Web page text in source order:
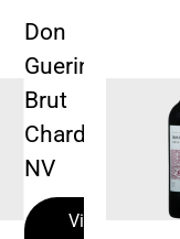
Don
Guerino
Brut
Chardonnay
NV
View